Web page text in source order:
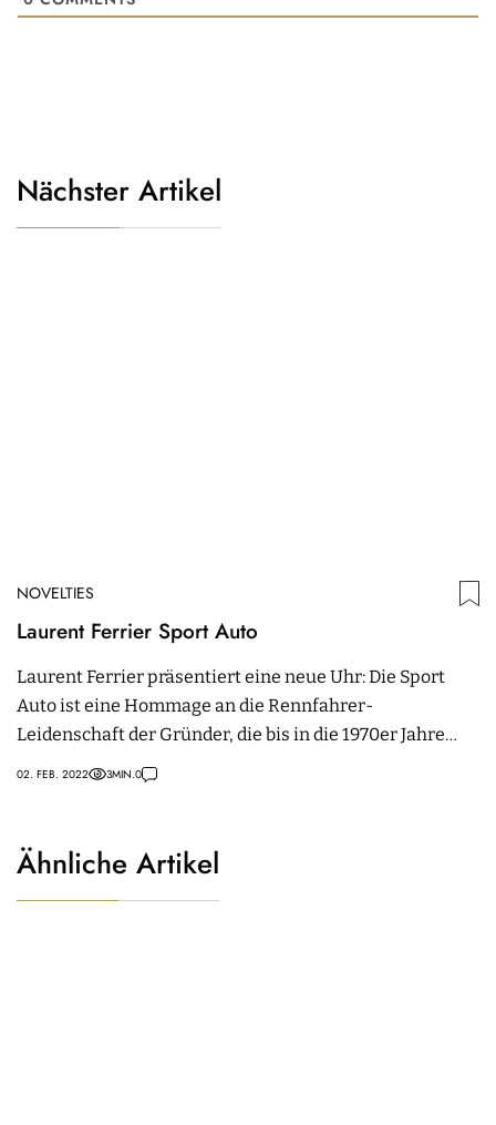
Nächster Artikel
NOVELTIES
Laurent Ferrier Sport Auto
Laurent Ferrier präsentiert eine neue Uhr: Die Sport
Auto ist eine Hommage an die Rennfahrer-
Leidenschaft der Gründer, die bis in die 1970er Jahre
zurückreicht.
02. FEB. 2022 3MIN.0
Ähnliche Artikel